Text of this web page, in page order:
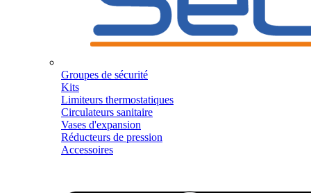
Groupes de sécurité
Kits
Limiteurs thermostatiques
Circulateurs sanitaire
Vases d'expansion
Réducteurs de pression
Accessoires